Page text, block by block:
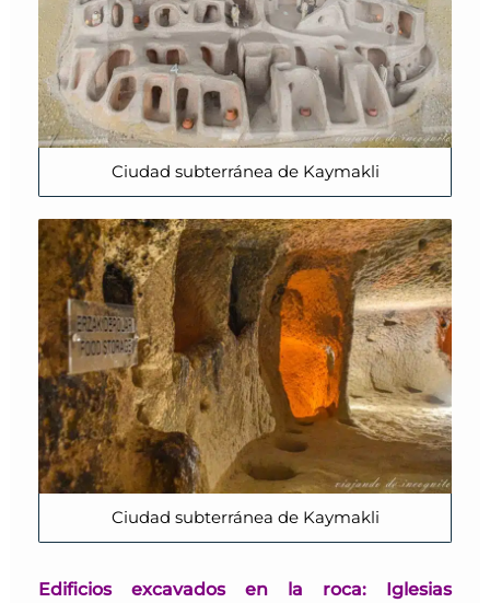
Ciudad subterránea de Kaymakli
Ciudad subterránea de Kaymakli
Edificios excavados en la roca: Iglesias